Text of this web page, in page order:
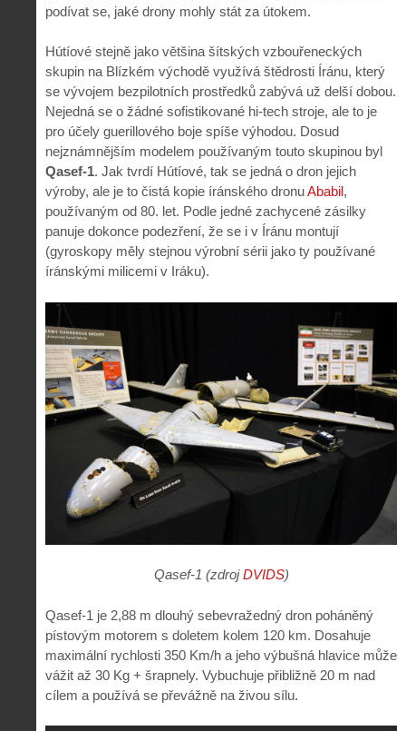
podívat se, jaké drony mohly stát za útokem.
Hútíové stejně jako většina šítských vzbouřeneckých
skupin na Blízkém východě využívá štědrosti Íránu, který
se vývojem bezpilotních prostředků zabývá už delší dobou.
Nejedná se o žádné sofistikované hi-tech stroje, ale to je
pro účely guerillového boje spíše výhodou. Dosud
nejznámnějším modelem používaným touto skupinou byl
Qasef-1. Jak tvrdí Hútíové, tak se jedná o dron jejich
výroby, ale je to čistá kopie íránského dronuAbabil,
používaným od 80. let. Podle jedné zachycené zásilky
panuje dokonce podezření, že se i v Íránu montují
(gyroskopy měly stejnou výrobní sérii jako ty používané
íránskými milicemi v Iráku).
Qasef-1 (zdrojDVIDS)
Qasef-1 je 2,88 m dlouhý sebevražedný dron poháněný
pístovým motorem s doletem kolem 120 km. Dosahuje
maximální rychlosti 350 Km/h a jeho výbušná hlavice může
vážit až 30 Kg + šrapnely. Vybuchuje přibližně 20 m nad
cílem a používá se převážně na živou sílu.